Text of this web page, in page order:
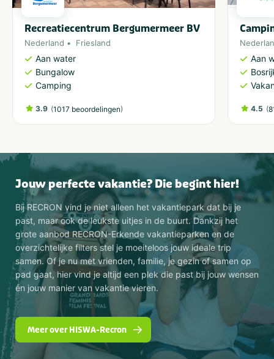
Recreatiecentrum Bergumermeer BV
Nederland Friesland
Aan water
Bungalow
Camping
3.9 (1017 beoordelingen)
Aan
4.5 (
Jouw perfecte vakantie? Die begint hier!
Bij RECRON vind je niet alleen het vakantiepark dat bij je
past, maar ook de leukste uitjes in de buurt. Dankzij het
grote aanbod RECRON-Erkende vakantieparken en de
overzichtelijke filters stel je moeiteloos jouw ideale trip
samen. Of je nu met vrienden, familie, je gezin of samen op
pad gaat, hier vind je altijd een plek die past bij jouw wensen
én jouw manier van vakantie vieren.
Meer over HISWA-Recron